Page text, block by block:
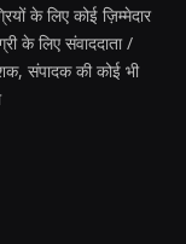
के लिए कोई ज़िम्मेदार
के लिए संवाददाता /
संपादक की कोई भी